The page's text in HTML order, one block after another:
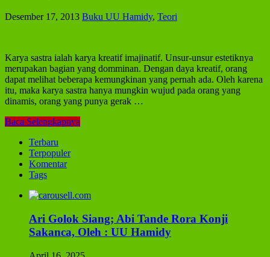
Desember 17, 2013 Buku UU Hamidy, Teori
Karya sastra ialah karya kreatif imajinatif. Unsur-unsur estetiknya
merupakan bagian yang domminan. Dengan daya kreatif, orang
dapat melihat beberapa kemungkinan yang pernah ada. Oleh karena
itu, maka karya sastra hanya mungkin wujud pada orang yang
dinamis, orang yang punya gerak …
Baca Selengkapnya
Terbaru
Terpopuler
Komentar
Tags
Ari Golok Siang; Abi Tande Rora Konji
Sakanca, Oleh : UU Hamidy